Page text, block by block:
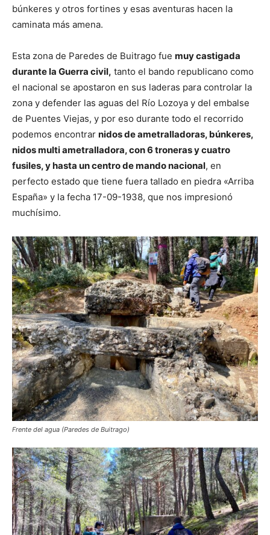
búnkeres y otros fortines y esas aventuras hacen la
caminata más amena.
Esta zona de Paredes de Buitrago fue muy castigada
durante la Guerra civil, tanto el bando republicano como
el nacional se apostaron en sus laderas para controlar la
zona y defender las aguas del Río Lozoya y del embalse
de Puentes Viejas, y por eso durante todo el recorrido
podemos encontrar nidos de ametralladoras, búnkeres,
nidos multi ametralladora, con 6 troneras y cuatro
fusiles, y hasta un centro de mando nacional, en
perfecto estado que tiene fuera tallado en piedra «Arriba
España» y la fecha 17-09-1938, que nos impresionó
muchísimo.
Frente del agua (Paredes de Buitrago)